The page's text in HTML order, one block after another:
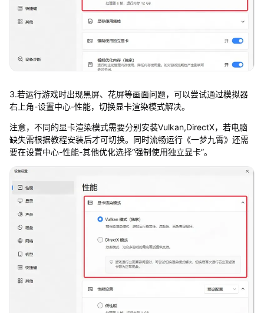
3.若运行游戏时出现黑屏、花屏等画面问题，可以尝试通过模拟器
右上角-设置中心-性能，切换显卡渲染模式解决。
注意，不同的显卡渲染模式需要分别安装Vulkan,DirectX，若电脑
缺失需根据教程安装后才可切换。同时流畅运行《一梦九霄》还需
要在设置中心-性能-其他优化选择“强制使用独立显卡”。